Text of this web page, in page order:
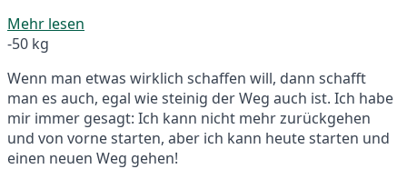
Mehr lesen
-50 kg
Wenn man etwas wirklich schaffen will, dann schafft
man es auch, egal wie steinig der Weg auch ist. Ich habe
mir immer gesagt: Ich kann nicht mehr zurückgehen
und von vorne starten, aber ich kann heute starten und
einen neuen Weg gehen!